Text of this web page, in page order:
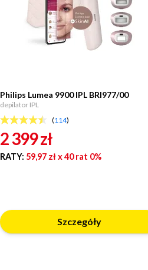
Philips Lumea 9900 IPL BRI977/00
depilator IPL
(114)
2 399zł
RATY: 59,97 złx 40 rat 0%
Szczegóły